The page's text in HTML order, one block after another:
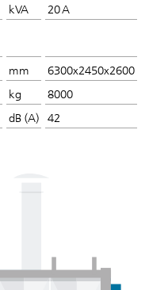
kVA 20 A
mm
6300x2450x2600
kg
8000
dB (A) 42